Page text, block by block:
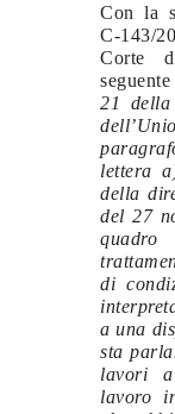
Con la
C-143/
Corte
21
lettera
della
del 27
di
a una
sta
lavori
lavoro